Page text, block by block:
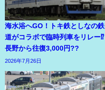
海水浴へGO！トキ鉄としなの鉄
道がコラボで臨時列車をリレー⁉
長野から往復3,000円??
2026年7月26日